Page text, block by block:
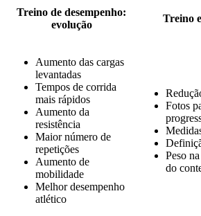
Treino de desempenho:
evolução
Treino
Aumento das cargas
levantadas
Tempos de corrida
mais rápidos
Aumento da
resistência
Maior número de
repetições
Aumento de
mobilidade
Melhor desempenho
atlético
Fotos
Peso
do